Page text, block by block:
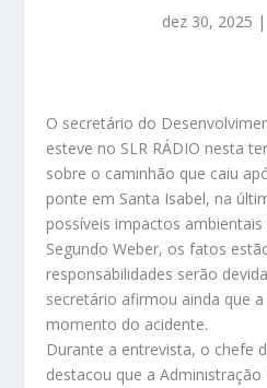
dez 30, 2025 |
O secretário do
esteve no SLR RÁDIO nesta
sobre o caminhão que caiu
ponte em Santa Isabel, na
possíveis impactos
Segundo Weber, os fatos
responsabilidades serão
secretário afirmou ainda que
momento do acidente.
Durante a entrevista, o chefe
destacou que a Administração